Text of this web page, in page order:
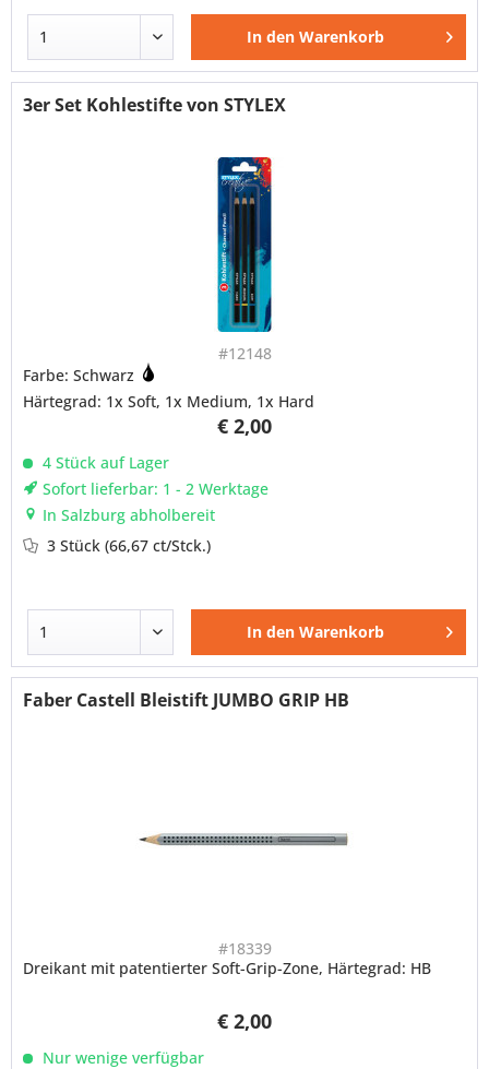
In den Warenkorb
3er Set Kohlestifte von STYLEX
#12148
€ 2,00
Farbe: Schwarz
Härtegrad: 1x Soft, 1x Medium, 1x Hard
4 Stück auf Lager
Sofort lieferbar: 1 - 2 Werktage
In Salzburg abholbereit
3 Stück(66,67 ct/Stck.)
In den Warenkorb
Faber Castell Bleistift JUMBO GRIP HB
#18339
€ 2,00
Dreikant mit patentierter Soft-Grip-Zone, Härtegrad: HB
Nur wenige verfügbar